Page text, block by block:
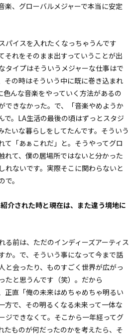
楽、グローバルメジャーで本当に安定
パイスを入れたくなっちゃうんです
それをそのまま出すっていうことが出
タイプはそういうメジャーな仕事はで
その時はそういう中に既に巻き込まれ
色んな音楽をやっていく方法があるの
できなかった。で、「音楽やめようか
で。LA生活の最後の頃はずっとスタジ
たいな暮らしをしてたんです。そういう
て「あぁこれだ」と。そうやってグロ
れて、僕の居場所ではないと分かった
れないです。実際そこに関わらないと
。
された時と現在は、また違う境地に
る前は、ただのインディーズアーティス
か。で、そういう事になって今まで話
と会ったり、ものすごく世界が広がっ
たと思うんです（笑）。だから
直「俺の未来はめちゃめちゃ明るい
方で、その明るくなる未来って一体な
ジできなくて。そこから一年経ってグ
たものが何だったのかを考えたら、そ